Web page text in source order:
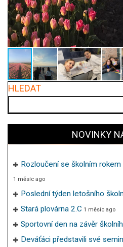
HLEDAT
NOVINKY
Rozloučení se školním
1 měsíc ago
Poslední týden letošního
Stará plovárna 2.C 1 měsíc ago
Sportovní den na závěr
Deváťáci představili své